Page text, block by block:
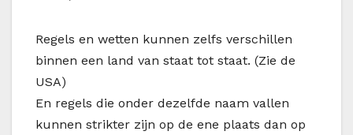
Regels en wetten kunnen zelfs verschillen
binnen een land van staat tot staat. (Zie de
USA)
En regels die onder dezelfde naam vallen
kunnen strikter zijn op de ene plaats dan op